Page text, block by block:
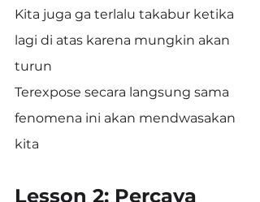
Kita juga ga terlalu takabur ketika
lagi di atas karena mungkin akan
turun
Terexpose secara langsung sama
fenomena ini akan mendwasakan
kita
Lesson 2: Percaya